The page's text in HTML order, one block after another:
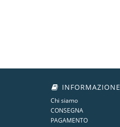
INFORMAZIONE
Chi siamo
CONSEGNA
PAGAMENTO